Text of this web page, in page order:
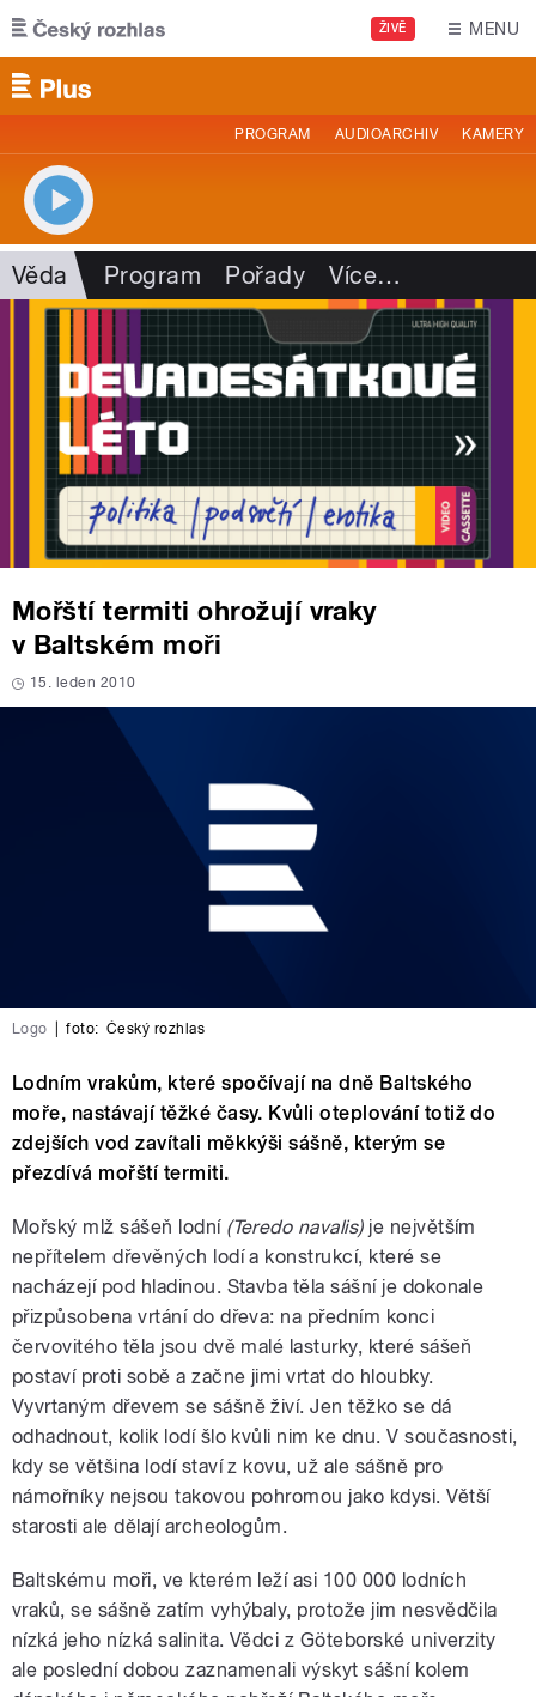
Přejít k hlavnímu obsahu
ŽIVĚ MENU
PROGRAM AUDIOARCHIV KAMERY
Věda Program Pořady Více…
Mořští termiti ohrožují vraky
v Baltském moři
15. leden 2010
Logo foto: Český rozhlas
Lodním vrakům, které spočívají na dně Baltského
moře, nastávají těžké časy. Kvůli oteplování totiž do
zdejších vod zavítali měkkýši sášně, kterým se
přezdívá mořští termiti.
Mořský mlž sášeň lodní (Teredo navalis)je největším
nepřítelem dřevěných lodí a konstrukcí, které se
nacházejí pod hladinou. Stavba těla sášní je dokonale
přizpůsobena vrtání do dřeva: na předním konci
červovitého těla jsou dvě malé lasturky, které sášeň
postaví proti sobě a začne jimi vrtat do hloubky.
Vyvrtaným dřevem se sášně živí. Jen těžko se dá
odhadnout, kolik lodí šlo kvůli nim ke dnu. V současnosti,
kdy se většina lodí staví z kovu, už ale sášně pro
námořníky nejsou takovou pohromou jako kdysi. Větší
starosti ale dělají archeologům.
Baltskému moři, ve kterém leží asi 100 000 lodních
vraků, se sášně zatím vyhýbaly, protože jim nesvědčila
nízká jeho nízká salinita. Vědci z Göteborské univerzity
ale poslední dobou zaznamenali výskyt sášní kolem